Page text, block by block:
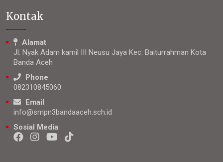
Kontak
Alamat
Jl. Nyak Adam kamil III Neusu Jaya Kec. Baiturrahman Kota
Banda Aceh
Phone
082310845060
Email
info@smpn3bandaaceh.sch.id
Sosial Media